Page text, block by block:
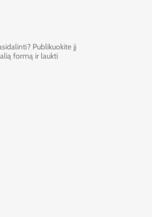
Publikuokite jį
formą ir laukti